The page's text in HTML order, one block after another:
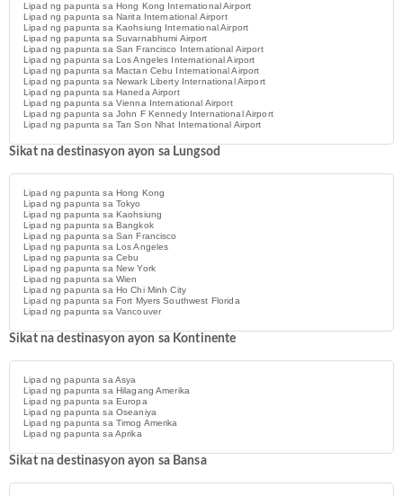
Lipad ng papunta sa Hong Kong International Airport
Lipad ng papunta sa Narita International Airport
Lipad ng papunta sa Kaohsiung International Airport
Lipad ng papunta sa Suvarnabhumi Airport
Lipad ng papunta sa San Francisco International Airport
Lipad ng papunta sa Los Angeles International Airport
Lipad ng papunta sa Mactan Cebu International Airport
Lipad ng papunta sa Newark Liberty International Airport
Lipad ng papunta sa Haneda Airport
Lipad ng papunta sa Vienna International Airport
Lipad ng papunta sa John F Kennedy International Airport
Lipad ng papunta sa Tan Son Nhat International Airport
Sikat na destinasyon ayon sa Lungsod
Lipad ng papunta sa Hong Kong
Lipad ng papunta sa Tokyo
Lipad ng papunta sa Kaohsiung
Lipad ng papunta sa Bangkok
Lipad ng papunta sa San Francisco
Lipad ng papunta sa Los Angeles
Lipad ng papunta sa Cebu
Lipad ng papunta sa New York
Lipad ng papunta sa Wien
Lipad ng papunta sa Ho Chi Minh City
Lipad ng papunta sa Fort Myers Southwest Florida
Lipad ng papunta sa Vancouver
Sikat na destinasyon ayon sa Kontinente
Lipad ng papunta sa Asya
Lipad ng papunta sa Hilagang Amerika
Lipad ng papunta sa Europa
Lipad ng papunta sa Oseaniya
Lipad ng papunta sa Timog Amerika
Lipad ng papunta sa Aprika
Sikat na destinasyon ayon sa Bansa